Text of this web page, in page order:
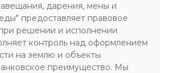
дарения, мены и
предоставляет правовое
решении и исполнении
контроль над оформлением
на землю и объекты
преимущество. Мы